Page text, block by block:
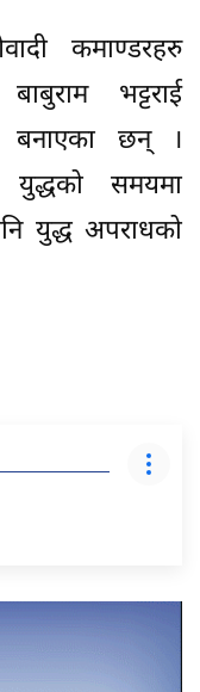
कमाण्डरहरु
भट्टराई
बनाएका छन् ।
युद्धको समयमा
युद्ध अपराधको